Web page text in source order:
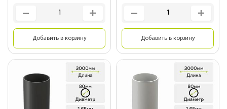
Добавить в корзину Добавить в корзину